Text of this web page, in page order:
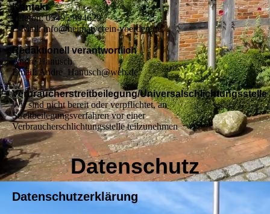
Kontakt
Telefon: 05495/994629
E-Mail: info@heimatverein-voerden.de
Redaktionell verantwortlich
André Hanusch
Email: Andre_Hanusch@web.de
Verbraucherstreitbeilegung/Universalschlichtungsstelle
Wir sind nicht bereit oder verpflichtet, an
Streitbeilegungsverfahren vor einer
Verbraucherschlichtungsstelle teilzunehmen
Datenschutz
Datenschutzerklärung